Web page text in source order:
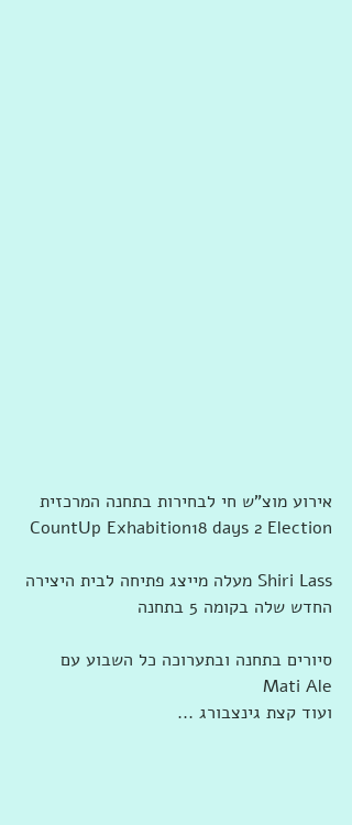
אירוע מוצ"ש חי לבחירות בתחנה המרכזית
CountUp Exhabition18 days 2 Election
Shiri Lass מעלה מייצג פתיחה לבית היצירה
החדש שלה בקומה 5 בתחנה
סיורים בתחנה ובתערוכה כל השבוע עם
Mati Ale
ועוד קצת גינצבורג ...